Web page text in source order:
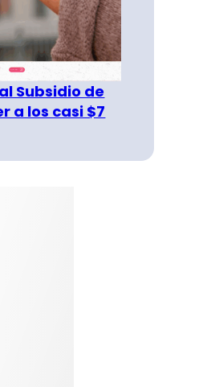
Subsidio de
a los casi $7